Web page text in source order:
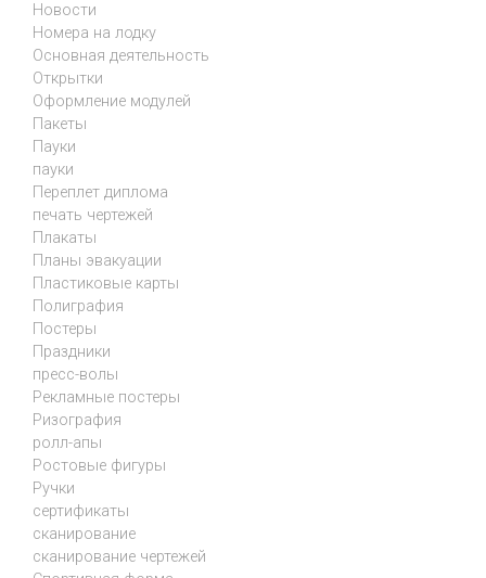
Новости
Номера на лодку
Основная деятельность
Открытки
Оформление модулей
Пакеты
Пауки
пауки
Переплет диплома
печать чертежей
Плакаты
Планы эвакуации
Пластиковые карты
Полиграфия
Постеры
Праздники
пресс-волы
Рекламные постеры
Ризография
ролл-апы
Ростовые фигуры
Ручки
сертификаты
сканирование
сканирование чертежей